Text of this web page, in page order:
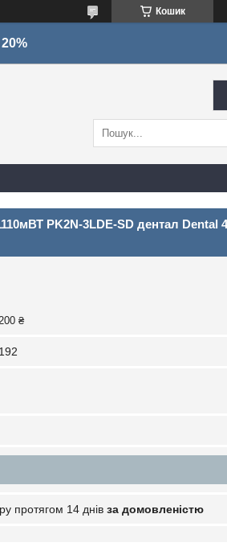
Кошик
PK2N-3LDE-SD дентал Dental
₴
протягом 14 днів за домовленістю